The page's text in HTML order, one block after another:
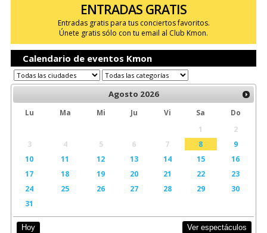
ENTRADAS GRATIS
Entradas gratis para tus conciertos favoritos.
Únete gratis sólo con tu email al Club Kmon.
Calendario de eventos Kmon
Agosto 2026
Lu Ma Mi Ju Vi Sa
Do
1
2
3
4 5 6 7 8
9
10
11 12 13 14 15
16
17
18 19 20 21 22
23
24
25 26 27 28 29
30
31
Hoy Ver espectáculos